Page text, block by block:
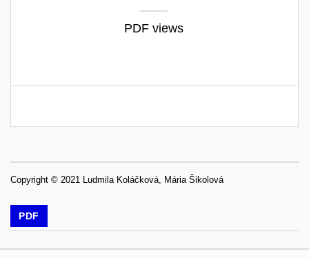
PDF views
Copyright © 2021 Ludmila Koláčková, Mária Šikolová
PDF